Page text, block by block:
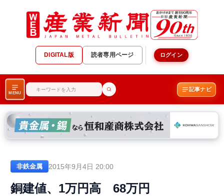
DIGITAL版 読者専用ページ ログイン
MENU
記事ナビ
非鉄金属 2015年9月4日 20:00
銅建値、1万円高 68万円